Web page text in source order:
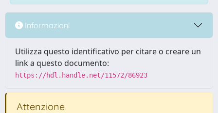
Informazioni
Utilizza questo identificativo per citare o creare un
link a questo documento:
https://hdl.handle.net/11572/86923
Attenzione